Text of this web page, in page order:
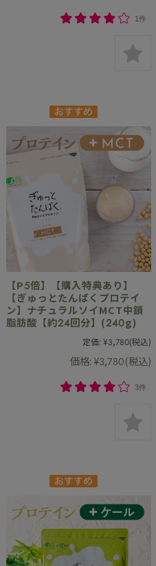
1件
【P5倍】【購入特典あり】
【ぎゅっとたんぱくプロテイ
ン】ナチュラルソイMCT中鎖
脂肪酸【約24回分】(240g)
定価: ¥3,780(税込)
価格: ¥3,780(税込)
3件